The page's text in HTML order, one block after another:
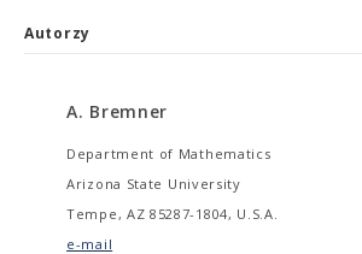
Autorzy
A. Bremner
Department of Mathematics
Arizona State University
Tempe, AZ 85287-1804, U.S.A.
e-mail